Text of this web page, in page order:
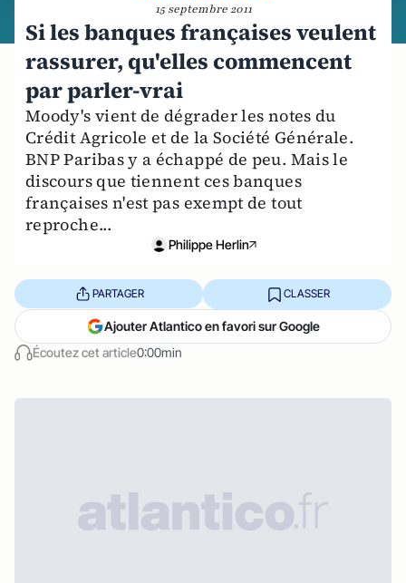
15 septembre 2011
Si les banques françaises veulent
rassurer, qu'elles commencent
par parler-vrai
Moody's vient de dégrader les notes du
Crédit Agricole et de la Société Générale.
BNP Paribas y a échappé de peu. Mais le
discours que tiennent ces banques
françaises n'est pas exempt de tout
reproche...
Philippe Herlin
Écoutez cet article0:00min
PARTAGER CLASSER
Ajouter Atlantico en favori sur Google